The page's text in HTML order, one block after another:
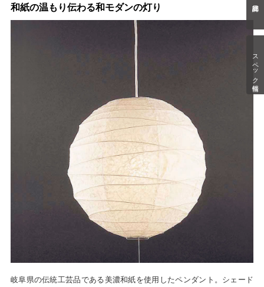
スペック情報
和紙の温もり伝わる和モダンの灯り
岐阜県の伝統工芸品である美濃和紙を使用したペンダント。シェード